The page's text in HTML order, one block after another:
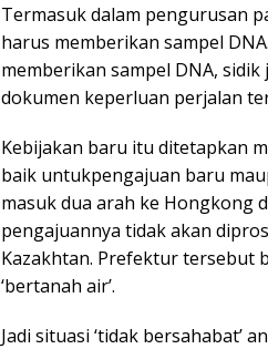
Termasuk dalam pengurusan
harus memberikan sampel
memberikan sampel DNA,
dokumen keperluan perjalan
Kebijakan baru itu ditetapkan
baik untukpengajuan baru
masuk dua arah ke Hongkong
pengajuannya tidak akan
Kazakhtan. Prefektur tersebut
‘bertanah air’.
Jadi situasi ‘tidak bersahabat’